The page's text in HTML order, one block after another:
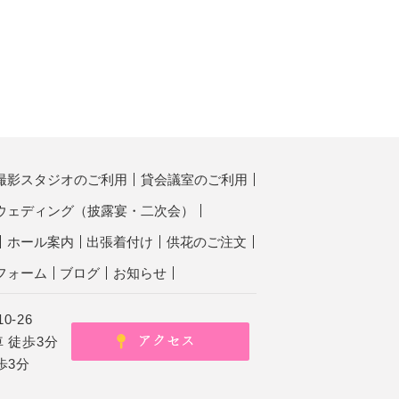
影スタジオのご利用 貸会議室のご利用
ェディング（披露宴・二次会）
ホール案内 出張着付け 供花のご注文
ォーム ブログ お知らせ
26
徒歩3分
3分